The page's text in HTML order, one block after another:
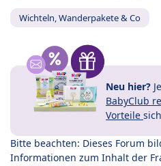
Wichteln, Wanderpakete & Co
Neu hier?
BabyClub
Vorteile
Bitte beachten: Dieses Forum
Informationen zum Inhalt der